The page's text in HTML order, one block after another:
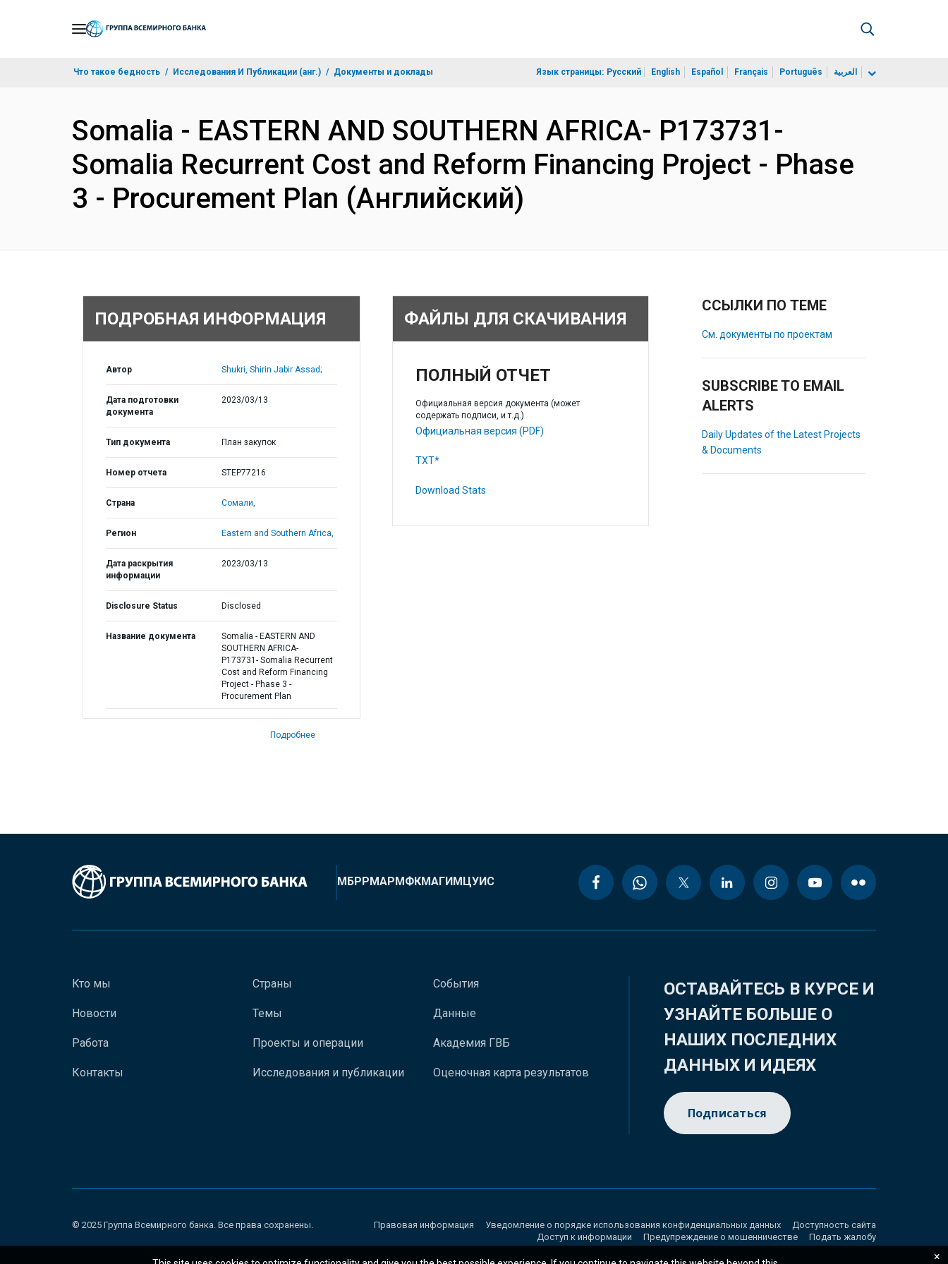
Что такое бедность Исследования И Публикации (анг.) Документы и доклады Язык страницы: Русский English Español Français Português العربية
Somalia - EASTERN AND SOUTHERN AFRICA- P173731-
Somalia Recurrent Cost and Reform Financing Project - Phase
3 - Procurement Plan (Английский)
ПОДРОБНАЯ ИНФОРМАЦИЯ
Автор Shukri, Shirin Jabir Assad;
Дата подготовки
документа
2023/03/13
Тип документа План закупок
Номер отчета STEP77216
Страна Сомали,
Регион Eastern and Southern Africa,
Дата раскрытия
информации
2023/03/13
Disclosure Status Disclosed
Название документа
Somalia - EASTERN AND
SOUTHERN AFRICA-
P173731- Somalia Recurrent
Cost and Reform Financing
Project - Phase 3 -
Procurement Plan
Подробнее
ФАЙЛЫ ДЛЯ СКАЧИВАНИЯ
ПОЛНЫЙ ОТЧЕТ
Официальная версия документа (может
содержать подписи, и т.д.)
Официальная версия (PDF)
TXT*
Download Stats
ССЫЛКИ ПО ТЕМЕ
См. документы по проектам
SUBSCRIBE TO EMAIL
ALERTS
Daily Updates of the Latest Projects
& Documents
МБРРМАРМФКМАГИМЦУИС
Кто мы
Новости
Работа
Контакты
Страны
Темы
Проекты и операции
Исследования и публикации
События
Данные
Академия ГВБ
Оценочная карта результатов
ОСТАВАЙТЕСЬ В КУРСЕ И
УЗНАЙТЕ БОЛЬШЕ О
НАШИХ ПОСЛЕДНИХ
ДАННЫХ И ИДЕЯХ
Подписаться
© 2025 Группа Всемирного банка. Все права сохранены. Правовая информация Уведомление о порядке использования конфиденциальных данных
Доступность сайта
Доступ к информации
Предупреждение о мошенничестве Подать жалобу
×